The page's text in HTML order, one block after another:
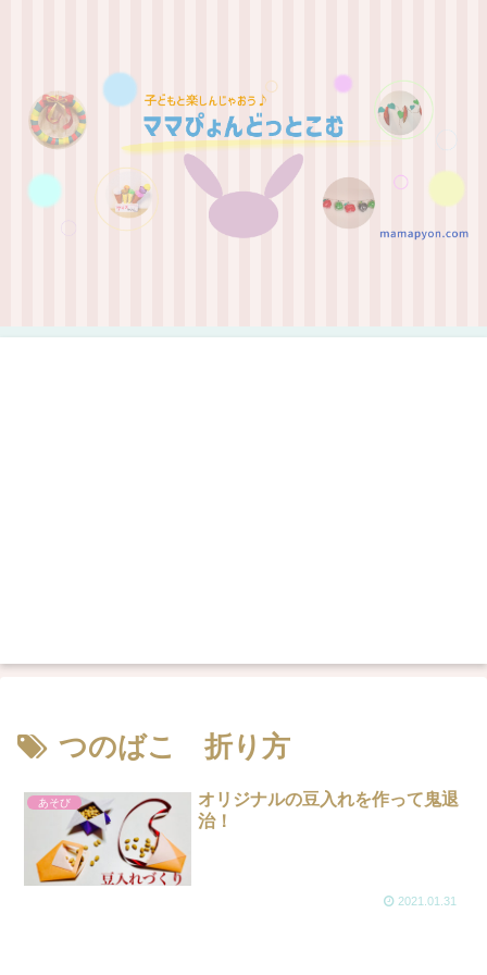
つのばこ 折り方
あそび
オリジナルの豆入れを作って鬼退
治！
2021.01.31